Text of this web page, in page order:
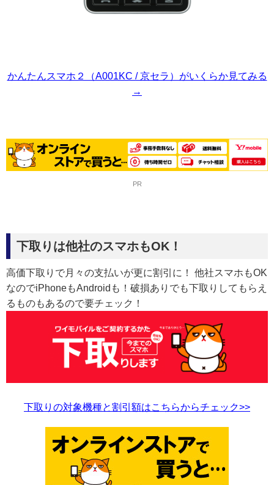
かんたんスマホ２（A001KC / 京セラ）がいくらか見てみる
→
PR
下取りは他社のスマホもOK！
高価下取りで月々の支払いが更に割引に！ 他社スマホもOK
なのでiPhoneもAndroidも！破損ありでも下取りしてもらえ
るものもあるので要チェック！
下取りの対象機種と割引額はこちらからチェック>>